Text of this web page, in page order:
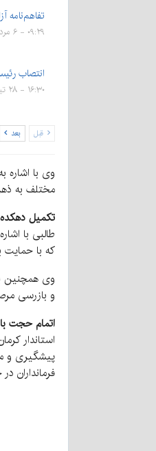
تفاهم‌نامه
۰۹:۲۹ - ۶ مرداد ۱۴۰۵
انتصاب
۱۶:۳۰ - ۲۸ تیر ۱۴۰۵
قبل بعد
وی با اشاره
مختلف به
تکمیل
طالبی با
که با
وی همچنین
و بازرسی
اتمام حجت با
استاندار
پیشگیری و
فرمانداران